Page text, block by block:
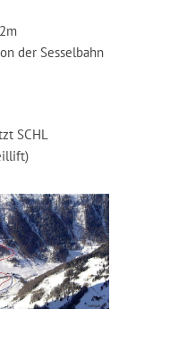
der Sesselbahn
SCHL